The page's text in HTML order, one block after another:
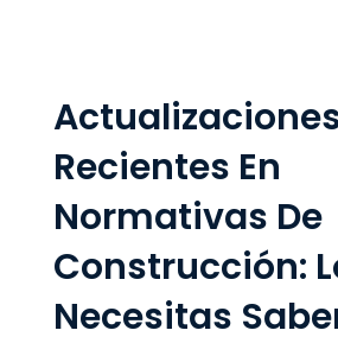
Recientes En
Normativas De
Construcción:
Necesitas